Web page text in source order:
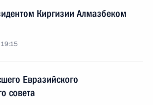
Киргизии Алмазбеком
Евразийского
совета